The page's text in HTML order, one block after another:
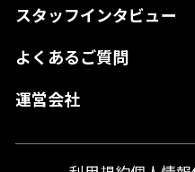
スタッフインタビュー
よくあるご質問
運営会社
熊本県
宮崎県